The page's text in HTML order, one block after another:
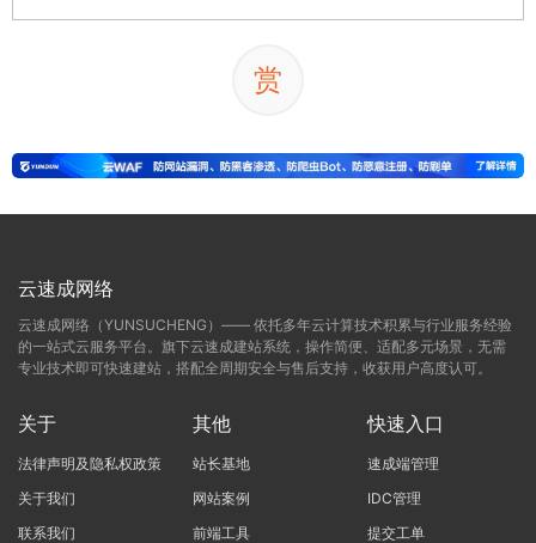
赏
云速成网络
云速成网络（YUNSUCHENG）—— 依托多年云计算技术积累与行业服务经验
的一站式云服务平台。旗下云速成建站系统，操作简便、适配多元场景，无需
专业技术即可快速建站，搭配全周期安全与售后支持，收获用户高度认可。
关于
法律声明及隐私权政策
关于我们
联系我们
其他
站长基地
网站案例
前端工具
快速入口
速成端管理
IDC管理
提交工单